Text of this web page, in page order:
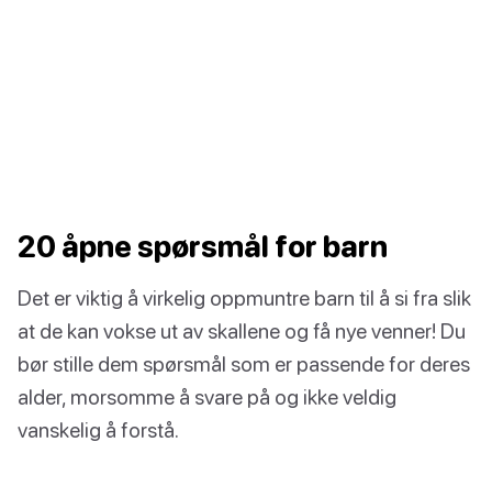
20 åpne spørsmål for barn
Det er viktig å virkelig oppmuntre barn til å si fra slik
at de kan vokse ut av skallene og få nye venner! Du
bør stille dem spørsmål som er passende for deres
alder, morsomme å svare på og ikke veldig
vanskelig å forstå.